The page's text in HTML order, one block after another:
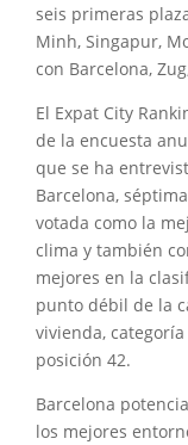
seis primeras
Minh, Singapur,
con Barcelona,
El Expat City
de la encuesta
que se ha
Barcelona,
votada como la
clima y también
mejores en la
punto débil de la
vivienda,
posición 42.
Barcelona
los mejores